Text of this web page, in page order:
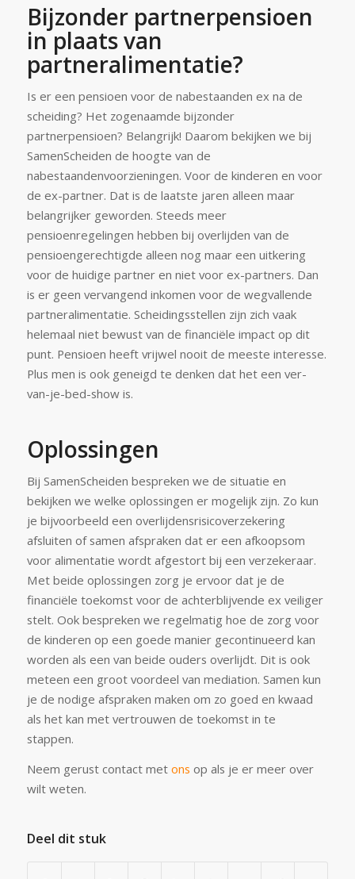
Bijzonder partnerpensioen
in plaats van
partneralimentatie?
Is er een pensioen voor de nabestaanden ex na de
scheiding? Het zogenaamde bijzonder
partnerpensioen? Belangrijk! Daarom bekijken we bij
SamenScheiden de hoogte van de
nabestaandenvoorzieningen. Voor de kinderen en voor
de ex-partner. Dat is de laatste jaren alleen maar
belangrijker geworden. Steeds meer
pensioenregelingen hebben bij overlijden van de
pensioengerechtigde alleen nog maar een uitkering
voor de huidige partner en niet voor ex-partners. Dan
is er geen vervangend inkomen voor de wegvallende
partneralimentatie. Scheidingsstellen zijn zich vaak
helemaal niet bewust van de financiële impact op dit
punt. Pensioen heeft vrijwel nooit de meeste interesse.
Plus men is ook geneigd te denken dat het een ver-
van-je-bed-show is.
Oplossingen
Bij SamenScheiden bespreken we de situatie en
bekijken we welke oplossingen er mogelijk zijn. Zo kun
je bijvoorbeeld een overlijdensrisicoverzekering
afsluiten of samen afspraken dat er een afkoopsom
voor alimentatie wordt afgestort bij een verzekeraar.
Met beide oplossingen zorg je ervoor dat je de
financiële toekomst voor de achterblijvende ex veiliger
stelt. Ook bespreken we regelmatig hoe de zorg voor
de kinderen op een goede manier gecontinueerd kan
worden als een van beide ouders overlijdt. Dit is ook
meteen een groot voordeel van mediation. Samen kun
je de nodige afspraken maken om zo goed en kwaad
als het kan met vertrouwen de toekomst in te
stappen.
Neem gerust contact met ons op als je er meer over
wilt weten.
Deel dit stuk